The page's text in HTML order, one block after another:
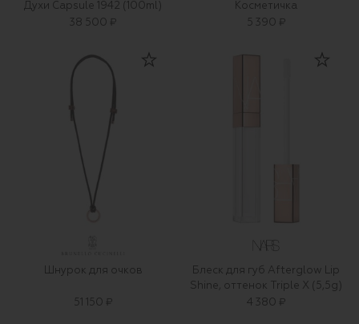
Духи Capsule 1942 (100ml)
38 500 ₽
Косметичка
5 390 ₽
Шнурок для очков
51 150 ₽
Блеск для губ Afterglow Lip
Shine, оттенок Triple X (5,5g)
4 380 ₽